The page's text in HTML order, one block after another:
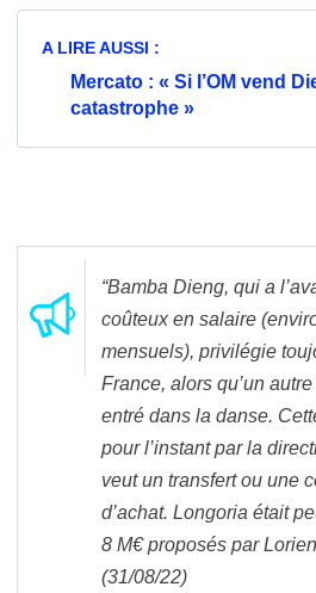
A LIRE AUSSI :
Mercato : « Si l’OM vend
catastrophe »
“Bamba Dieng, qui a
coûteux en salaire
mensuels), privilégie
France, alors qu’un
entré dans la danse.
pour l’instant par la
veut un transfert ou une
d’achat. Longoria était
8 M€ proposés par
(31/08/22)